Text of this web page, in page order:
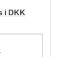
i DKK